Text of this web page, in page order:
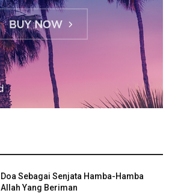
Doa Sebagai Senjata Hamba-Hamba
Allah Yang Beriman